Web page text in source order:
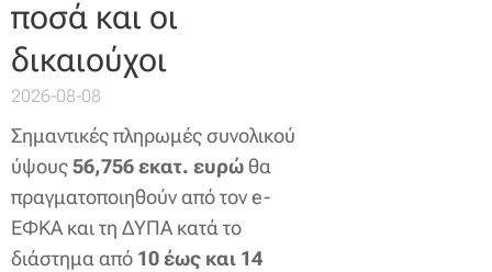
ποσά και οι
δικαιούχοι
2026-08-08
Σημαντικές πληρωμές συνολικού
ύψους56,756 εκατ. ευρώθα
πραγματοποιηθούν από τον e-
ΕΦΚΑ και τη ΔΥΠΑ κατά το
διάστημα από 10 έως και 14